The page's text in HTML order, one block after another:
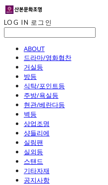
LOG IN 로그인
ABOUT
드라마/영화협찬
거실등
방등
식탁/포인트등
주방/욕실등
현관/베란다등
벽등
상업조명
샹들리에
실링팬
실외등
스탠드
기타자재
공지사항